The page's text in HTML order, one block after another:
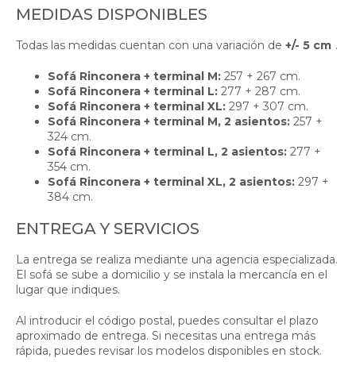
MEDIDAS DISPONIBLES
Todas las medidas cuentan con una variación de +/- 5 cm .
Sofá Rinconera + terminal M: 257 + 267 cm.
Sofá Rinconera + terminal L: 277 + 287 cm.
Sofá Rinconera + terminal XL: 297 + 307 cm.
Sofá Rinconera + terminal M, 2 asientos: 257 +
324 cm.
Sofá Rinconera + terminal L, 2 asientos: 277 +
354 cm.
Sofá Rinconera + terminal XL, 2 asientos: 297 +
384 cm.
ENTREGA Y SERVICIOS
La entrega se realiza mediante una agencia especializada.
El sofá se sube a domicilio y se instala la mercancía en el
lugar que indiques.
Al introducir el código postal, puedes consultar el plazo
aproximado de entrega. Si necesitas una entrega más
rápida, puedes revisar los modelos disponibles en stock.